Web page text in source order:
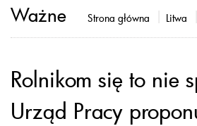
Ważne Strona główna Litwa
Rolnikom się to nie
Urząd Pracy